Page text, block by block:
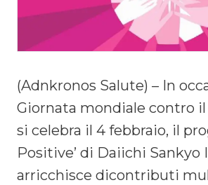
(Adnkronos Salute) – In
Giornata mondiale contro il
si celebra il 4 febbraio, il
Positive’ di Daiichi Sankyo
arricchisce dicontributi